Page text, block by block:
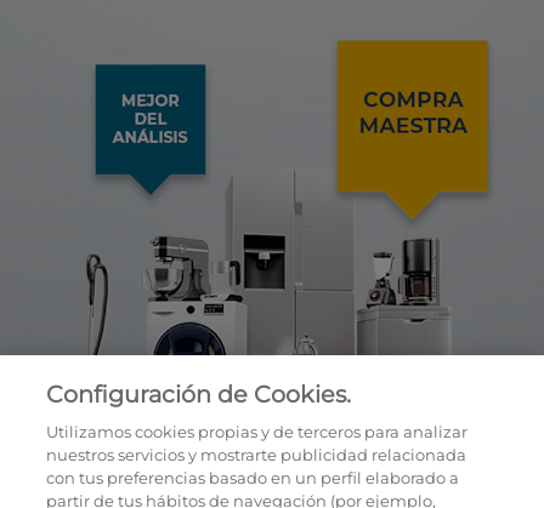
Configuración de Cookies.
Utilizamos cookies propias y de terceros para analizar
nuestros servicios y mostrarte publicidad relacionada
con tus preferencias basado en un perfil elaborado a
partir de tus hábitos de navegación (por ejemplo,